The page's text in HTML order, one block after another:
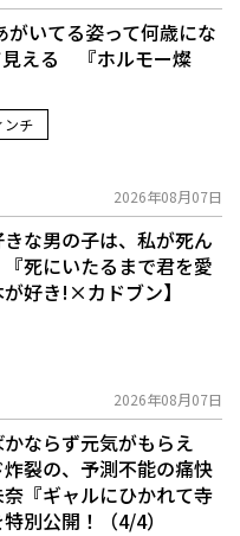
がいてる姿って何歳にな
見える 『ホルモー燦
ンチ
2026年08月07日
きな男の子は、私が死ん
『死にいたるまで君を愛
好き!×カドブン】
2026年08月07日
かならず元気がもらえ
裂の、予測不能の痛快
『ギャルにひかれて寺
別公開！（4/4）